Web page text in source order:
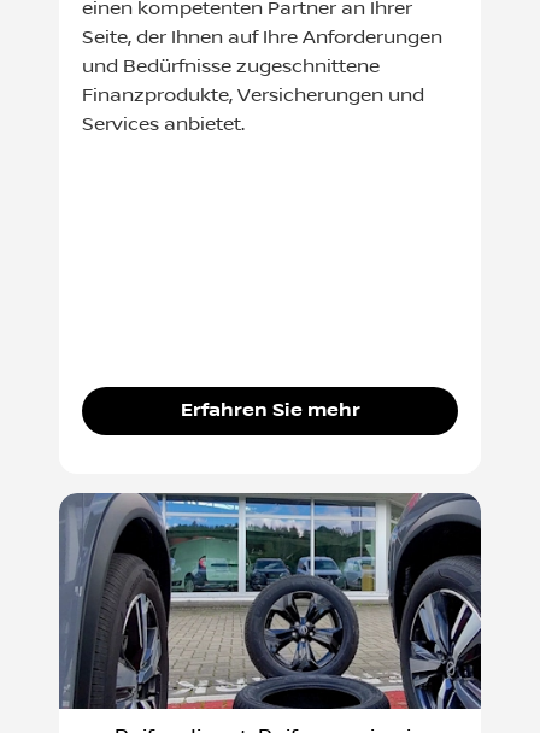
einen kompetenten Partner an Ihrer
Seite, der Ihnen auf Ihre Anforderungen
und Bedürfnisse zugeschnittene
Finanzprodukte, Versicherungen und
Services anbietet.
Erfahren Sie mehr